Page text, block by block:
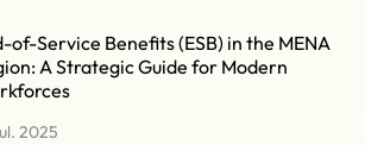
of-Service Benefits (ESB) in the MENA
A Strategic Guide for Modern
2025